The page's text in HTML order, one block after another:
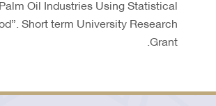
Oil Industries Using Statistical
Short term University Research
Grant.